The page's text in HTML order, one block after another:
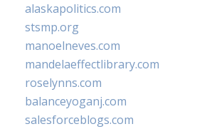
alaskapolitics.com
stsmp.org
manoelneves.com
mandelaeffectlibrary.com
roselynns.com
balanceyoganj.com
salesforceblogs.com